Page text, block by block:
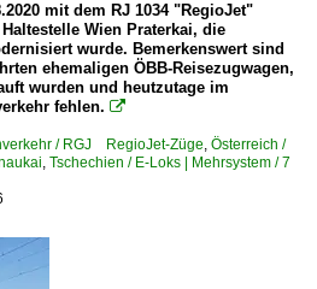
u. Logistik AG ·HHLA·
GmbH, Leipzig ·MTRD·
mit dem RJ 1034 "RegioJet"
Wien Praterkai, die
wurde. Bemerkenswert sind
ehemaligen ÖBB-Reisezugwagen,
wurden und heutzutage im
fehlen. 
/ RGJ RegioJet-Züge, Österreich /
, Tschechien / E-Loks | Mehrsystem / 7